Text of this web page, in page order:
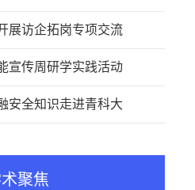
展访企拓岗专项交流
宣传周研学实践活动
安全知识走进青科大
聚焦